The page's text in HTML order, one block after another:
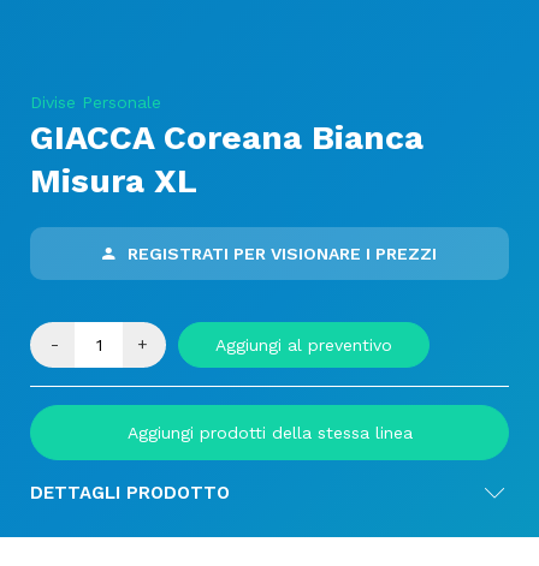
Divise Personale
GIACCA Coreana Bianca
Misura XL
REGISTRATI PER VISIONARE I PREZZI
- + Aggiungi al preventivo
Aggiungi prodotti della stessa linea
DETTAGLI PRODOTTO